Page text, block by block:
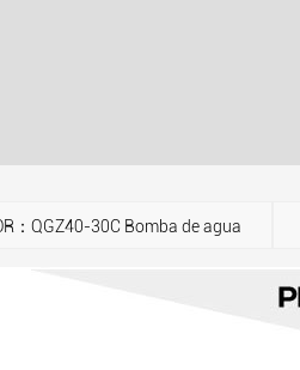
：QGZ40-30C Bomba de agua